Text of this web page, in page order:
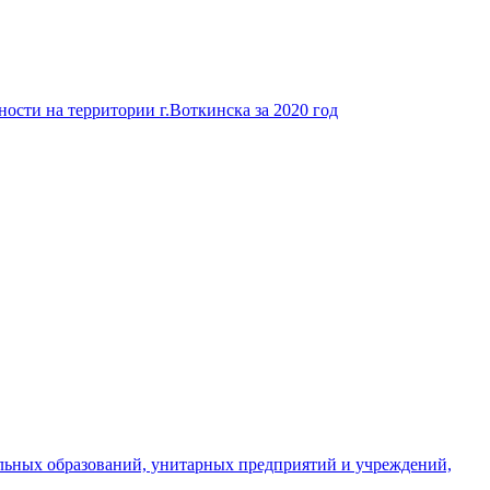
на территории г.Воткинска за 2020 год
образований, унитарных предприятий и учреждений,